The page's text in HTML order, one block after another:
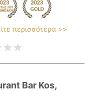
περισσότερα >>
Bar Kos,